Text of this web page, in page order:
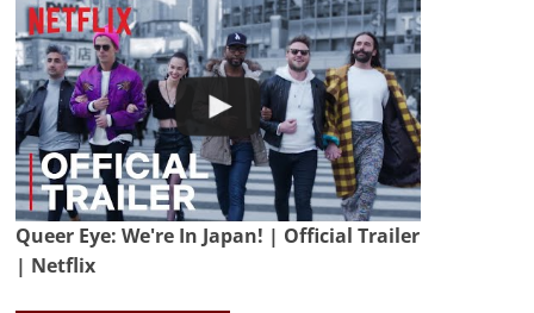
Queer Eye: We're In Japan! | Official Trailer
| Netflix